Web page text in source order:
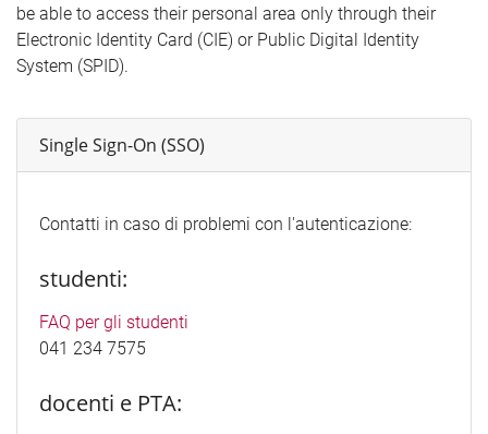
be able to access their personal area only through their
Electronic Identity Card (CIE) or Public Digital Identity
System (SPID).
Single Sign-On (SSO)
Contatti in caso di problemi con l'autenticazione:
studenti:
FAQ per gli studenti
041 234 7575
docenti e PTA: